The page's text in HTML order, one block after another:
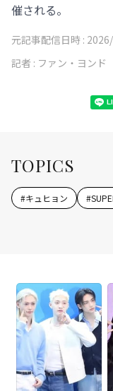
催される。
元記事配信日時 :
記者 : ファン・ヨンド
TOPICS
#キュヒョン #